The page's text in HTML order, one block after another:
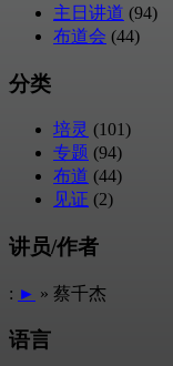
主日讲道 (94)
布道会 (44)
分类
培灵 (101)
专题 (94)
布道 (44)
见证 (2)
讲员/作者
: ► » 蔡千杰
语言